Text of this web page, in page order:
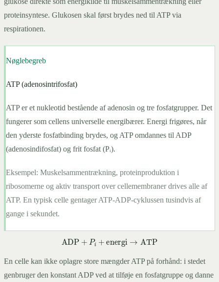
proteinsyntese. Glukosen skal først brydes ned til ATP via
respirationen.
Nøglebegreb
ATP (adenosintrifosfat)
ATP er et nukleotid bestående af adenosin og tre fosfatgrupper. Det
fungerer som cellens universelle energibærer. Energi frigøres, når
den yderste fosfatbinding brydes, og ATP omdannes til ADP
(adenosindifosfat) og frit fosfat (Pᵢ).
Eksempel: Muskelsammentrækning, proteinproduktion i
ribosomerne og aktiv transport over cellemembraner drives alle af
ATP. En typisk celle gentager ATP-ADP-cyklussen tusindvis af
gange i sekundet.
ADP+Pi +energi→ATP
En celle kan ikke oplagre store mængder ATP på forhånd: i stedet
genbruger den konstant ADP ved at tilføje en fosfatgruppe og danne